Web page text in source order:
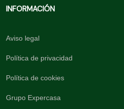
INFORMACIÓN
Aviso legal
Política de privacidad
Política de cookies
Grupo Expercasa